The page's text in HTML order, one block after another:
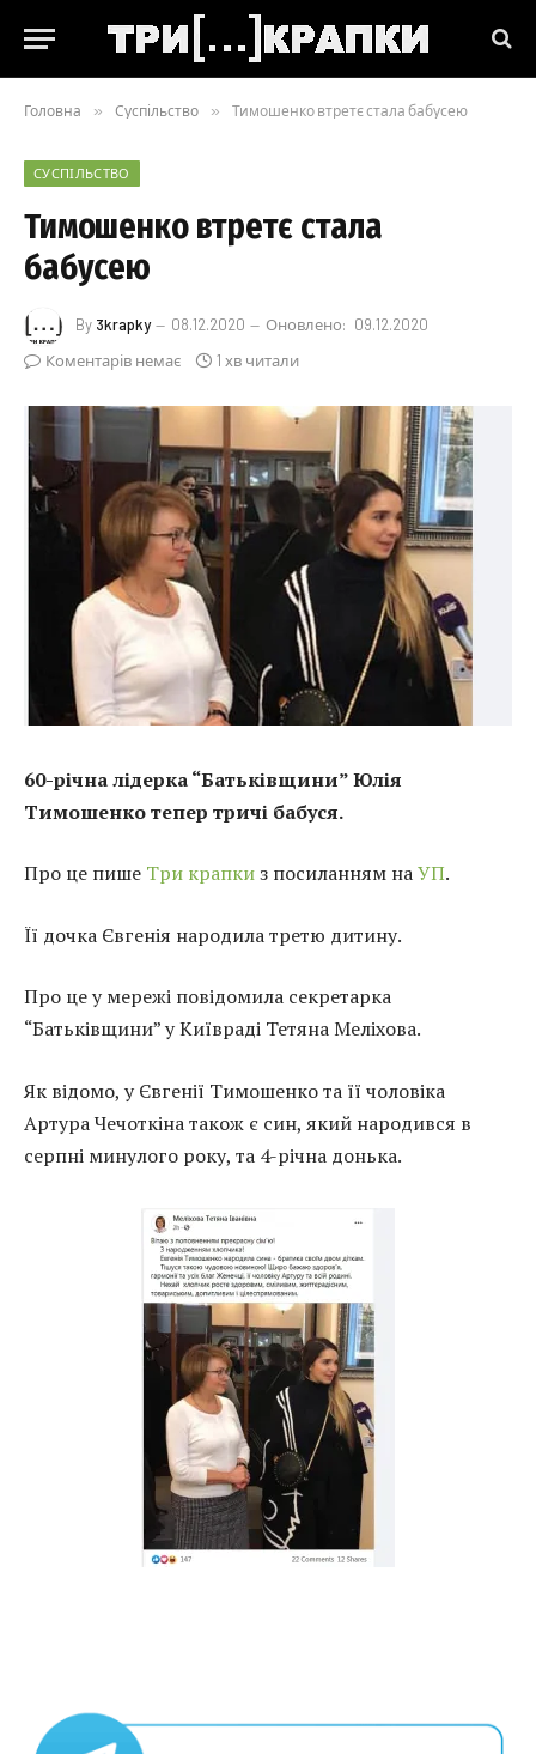
Головна » Суспільство » Тимошенко втретє стала бабусею
СУСПІЛЬСТВО
Тимошенко втретє стала
бабусею
By 3krapky 08.12.2020 Оновлено: 09.12.2020
Коментарів немає
1 хв читали
60-річна лідерка “Батьківщини” Юлія
Тимошенко тепер тричі бабуся.
Про це пише Три крапкиз посиланням наУП.
Її дочка Євгенія народила третю дитину.
Про це у мережі повідомила секретарка
“Батьківщини” у Київраді Тетяна Меліхова.
Як відомо, у Євгенії Тимошенко та її чоловіка
Артура Чечоткіна також є син, який народився в
серпні минулого року, та 4-річна донька.